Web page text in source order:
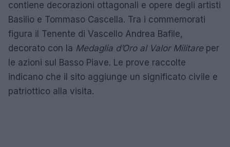
contiene decorazioni ottagonali e opere degli artisti
Basilio e Tommaso Cascella. Tra i commemorati
figura il Tenente di Vascello Andrea Bafile,
decorato con la Medaglia d’Oro al Valor Militareper
le azioni sul Basso Piave. Le prove raccolte
indicano che il sito aggiunge un significato civile e
patriottico alla visita.